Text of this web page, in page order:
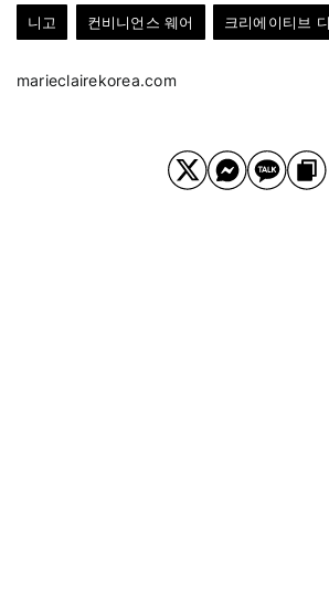
니고 컨비니언스 웨어 크리에이티브
marieclairekorea.com